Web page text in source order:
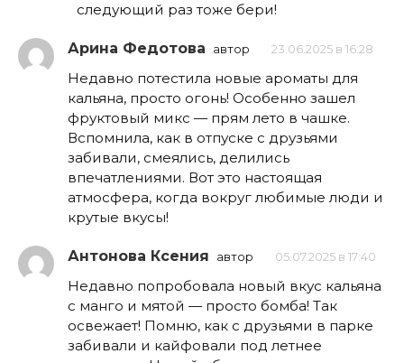
следующий раз тоже бери!
Арина Федотова автор 23.06.2025 в 16:28
Недавно потестила новые ароматы для
кальяна, просто огонь! Особенно зашел
фруктовый микс — прям лето в чашке.
Вспомнила, как в отпуске с друзьями
забивали, смеялись, делились
впечатлениями. Вот это настоящая
атмосфера, когда вокруг любимые люди и
крутые вкусы!
Антонова Ксения автор 05.07.2025 в 17:40
Недавно попробовала новый вкус кальяна
с манго и мятой — просто бомба! Так
освежает! Помню, как с друзьями в парке
забивали и кайфовали под летнее